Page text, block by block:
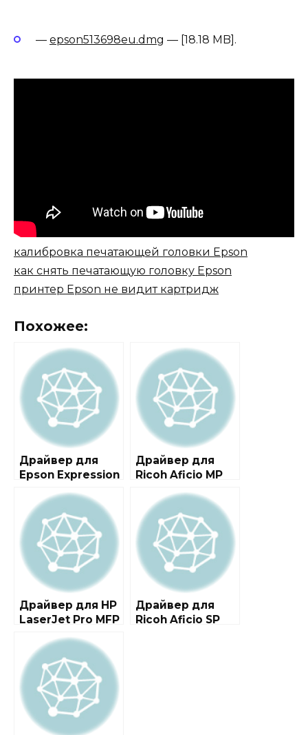
— epson513698eu.dmg — [18.18 MB].
калибровка печатающей головки Epson
как снять печатающую головку Epson
принтер Epson не видит картридж
Похожее:
Драйвер для
Epson Expression
XP-435
Драйвер для
Ricoh Aficio MP
инструкция
Драйвер для HP
LaserJet Pro MFP
инструкция
Драйвер для
Ricoh Aficio SP